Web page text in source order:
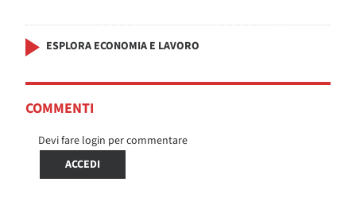
ESPLORA ECONOMIA E LAVORO
COMMENTI
Devi fare login per commentare
ACCEDI